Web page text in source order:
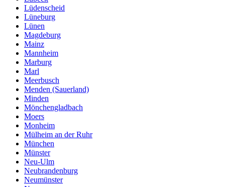
Lüdenscheid
Lüneburg
Lünen
Magdeburg
Mainz
Mannheim
Marburg
Marl
Meerbusch
Menden (Sauerland)
Minden
Mönchengladbach
Moers
Monheim
Mülheim an der Ruhr
München
Münster
Neu-Ulm
Neubrandenburg
Neumünster